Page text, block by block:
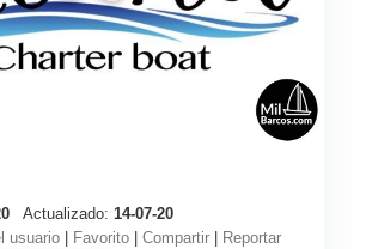
Actualizado: 14-07-20
usuario
Favorito Compartir Reportar